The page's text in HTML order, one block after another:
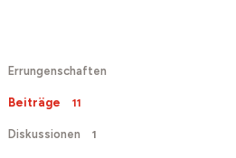
Errungenschaften
Beiträge 11
Diskussionen 1